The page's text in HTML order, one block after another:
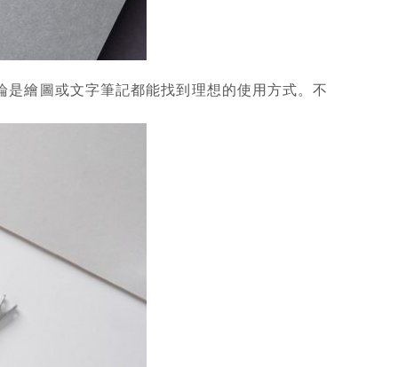
繪圖或文字筆記都能找到理想的使用方式。不